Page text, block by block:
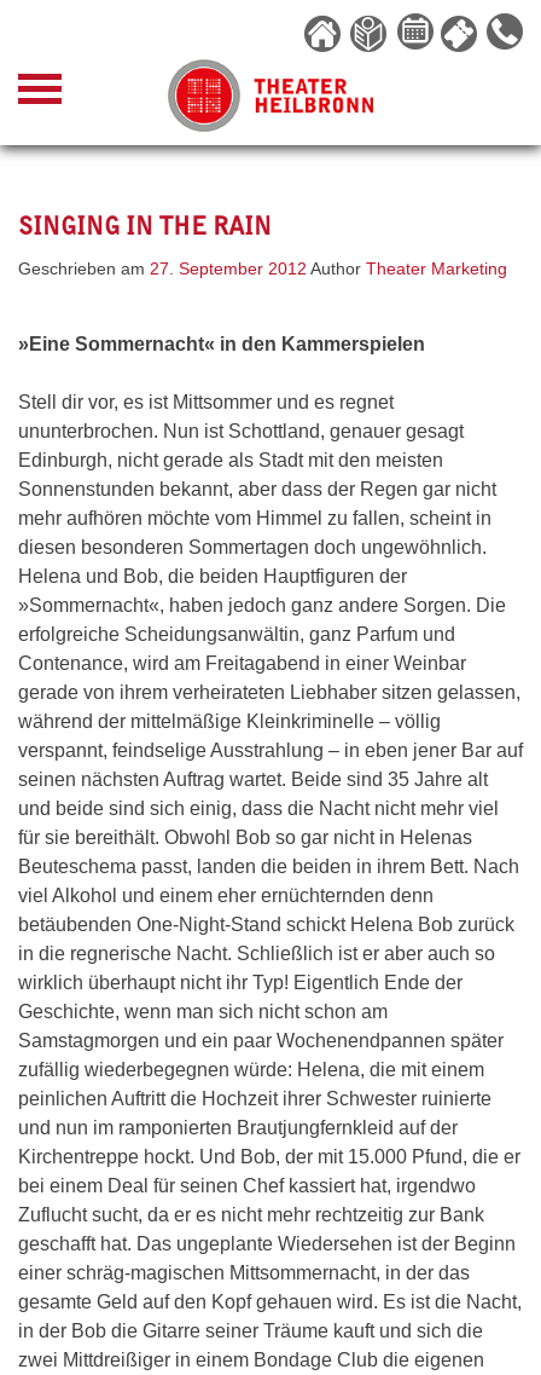
content
SINGING IN THE RAIN
Geschrieben am 27. September 2012 Author Theater Marketing
»Eine Sommernacht« in den Kammerspielen
Stell dir vor, es ist Mittsommer und es regnet
ununterbrochen. Nun ist Schottland, genauer gesagt
Edinburgh, nicht gerade als Stadt mit den meisten
Sonnenstunden bekannt, aber dass der Regen gar nicht
mehr aufhören möchte vom Himmel zu fallen, scheint in
diesen besonderen Sommertagen doch ungewöhnlich.
Helena und Bob, die beiden Hauptfiguren der
»Sommernacht«, haben jedoch ganz andere Sorgen. Die
erfolgreiche Scheidungsanwältin, ganz Parfum und
Contenance, wird am Freitagabend in einer Weinbar
gerade von ihrem verheirateten Liebhaber sitzen gelassen,
während der mittelmäßige Kleinkriminelle – völlig
verspannt, feindselige Ausstrahlung – in eben jener Bar auf
seinen nächsten Auftrag wartet. Beide sind 35 Jahre alt
und beide sind sich einig, dass die Nacht nicht mehr viel
für sie bereithält. Obwohl Bob so gar nicht in Helenas
Beuteschema passt, landen die beiden in ihrem Bett. Nach
viel Alkohol und einem eher ernüchternden denn
betäubenden One-Night-Stand schickt Helena Bob zurück
in die regnerische Nacht. Schließlich ist er aber auch so
wirklich überhaupt nicht ihr Typ! Eigentlich Ende der
Geschichte, wenn man sich nicht schon am
Samstagmorgen und ein paar Wochenendpannen später
zufällig wiederbegegnen würde: Helena, die mit einem
peinlichen Auftritt die Hochzeit ihrer Schwester ruinierte
und nun im ramponierten Brautjungfernkleid auf der
Kirchentreppe hockt. Und Bob, der mit 15.000 Pfund, die er
bei einem Deal für seinen Chef kassiert hat, irgendwo
Zuflucht sucht, da er es nicht mehr rechtzeitig zur Bank
geschafft hat. Das ungeplante Wiedersehen ist der Beginn
einer schräg-magischen Mittsommernacht, in der das
gesamte Geld auf den Kopf gehauen wird. Es ist die Nacht,
in der Bob die Gitarre seiner Träume kauft und sich die
zwei Mittdreißiger in einem Bondage Club die eigenen